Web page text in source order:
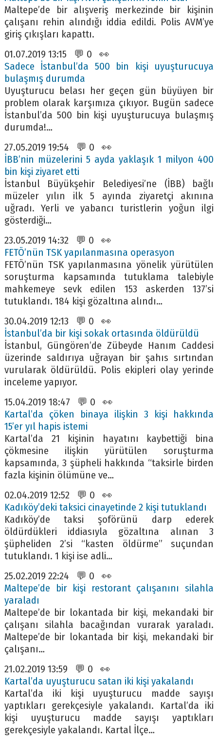
Maltepe’de bir alışveriş merkezinde bir kişinin
çalışanı rehin alındığı iddia edildi. Polis AVM’ye
giriş çıkışları kapattı.
01.07.2019 13:15 💬 0 👀
Sadece İstanbul’da 500 bin kişi uyuşturucuya
bulaşmış durumda
Uyuşturucu belası her geçen gün büyüyen bir
problem olarak karşımıza çıkıyor. Bugün sadece
İstanbul’da 500 bin kişi uyuşturucuya bulaşmış
durumda!…
27.05.2019 19:54 💬 0 👀
İBB’nin müzelerini 5 ayda yaklaşık 1 milyon 400
bin kişi ziyaret etti
İstanbul Büyükşehir Belediyesi’ne (İBB) bağlı
müzeler yılın ilk 5 ayında ziyaretçi akınına
uğradı. Yerli ve yabancı turistlerin yoğun ilgi
gösterdiği…
23.05.2019 14:32 💬 0 👀
FETÖ’nün TSK yapılanmasına operasyon
FETÖ’nün TSK yapılanmasına yönelik yürütülen
soruşturma kapsamında tutuklama talebiyle
mahkemeye sevk edilen 153 askerden 137’si
tutuklandı. 184 kişi gözaltına alındı…
30.04.2019 12:13 💬 0 👀
İstanbul’da bir kişi sokak ortasında öldürüldü
İstanbul, Güngören’de Zübeyde Hanım Caddesi
üzerinde saldırıya uğrayan bir şahıs sırtından
vurularak öldürüldü. Polis ekipleri olay yerinde
inceleme yapıyor.
15.04.2019 18:47 💬 0 👀
Kartal’da çöken binaya ilişkin 3 kişi hakkında
15’er yıl hapis istemi
Kartal’da 21 kişinin hayatını kaybettiği bina
çökmesine ilişkin yürütülen soruşturma
kapsamında, 3 şüpheli hakkında “taksirle birden
fazla kişinin ölümüne ve…
02.04.2019 12:52 💬 0 👀
Kadıköy’deki taksici cinayetinde 2 kişi tutuklandı
Kadıköy’de taksi şoförünü darp ederek
öldürdükleri iddiasıyla gözaltına alınan 3
şüpheliden 2’si “kasten öldürme” suçundan
tutuklandı. 1 kişi ise adli…
25.02.2019 22:24 💬 0 👀
Maltepe’de bir kişi restorant çalışanını silahla
yaraladı
Maltepe’de bir lokantada bir kişi, mekandaki bir
çalışanı silahla bacağından vurarak yaraladı.
Maltepe’de bir lokantada bir kişi, mekandaki bir
çalışanı…
21.02.2019 13:59 💬 0 👀
Kartal’da uyuşturucu satan iki kişi yakalandı
Kartal’da iki kişi uyuşturucu madde sayışı
yaptıkları gerekçesiyle yakalandı. Kartal’da iki
kişi uyuşturucu madde sayışı yaptıkları
gerekçesiyle yakalandı. Kartal İlçe…